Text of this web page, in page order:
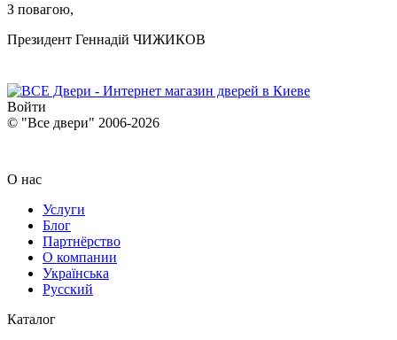
З повагою,
Президент Геннадій ЧИЖИКОВ
Войти
© "Все двери" 2006-2026
О нас
Услуги
Блог
Партнёрство
О компании
Українська
Русский
Каталог